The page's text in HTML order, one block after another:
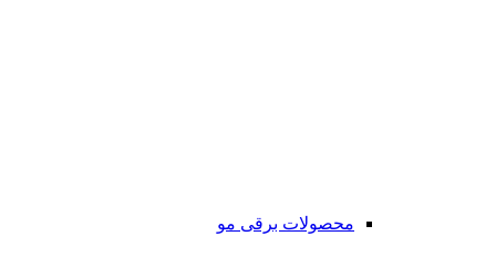
محصولات برقی مو